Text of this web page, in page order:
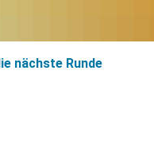
nächste Runde